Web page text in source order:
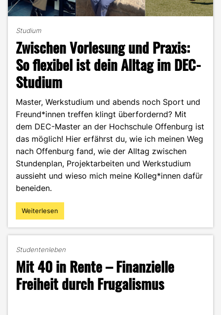
Studium
Zwischen Vorlesung und Praxis:
So flexibel ist dein Alltag im DEC-
Studium
Master, Werkstudium und abends noch Sport und
Freund*innen treffen klingt überfordernd? Mit
dem DEC-Master an der Hochschule Offenburg ist
das möglich! Hier erfährst du, wie ich meinen Weg
nach Offenburg fand, wie der Alltag zwischen
Stundenplan, Projektarbeiten und Werkstudium
aussieht und wieso mich meine Kolleg*innen dafür
beneiden.
"Zwischen
Vorlesung
So
flexibel
ist
dein
Weiterlesen
Studentenleben
Mit 40 in Rente – Finanzielle
Freiheit durch Frugalismus